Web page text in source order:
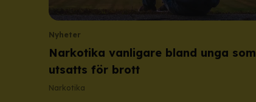
Nyheter
Narkotika vanligare bland unga som
utsatts för brott
Narkotika